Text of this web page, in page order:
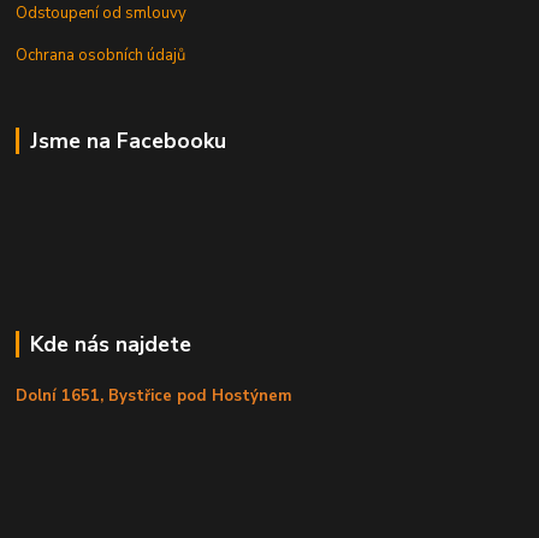
Odstoupení od smlouvy
Ochrana osobních údajů
Jsme na Facebooku
Kde nás najdete
Dolní 1651, Bystřice pod Hostýnem